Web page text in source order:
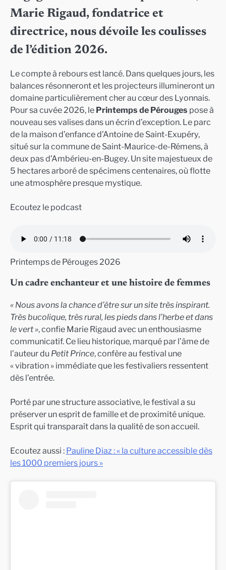
Marie Rigaud, fondatrice et
directrice, nous dévoile les coulisses
de l’édition 2026.
Le compte à rebours est lancé. Dans quelques jours, les
balances résonneront et les projecteurs illumineront un
domaine particulièrement cher au cœur des Lyonnais.
Pour sa cuvée 2026, le Printemps de Pérouges pose à
nouveau ses valises dans un écrin d’exception. Le parc
de la maison d’enfance d’Antoine de Saint-Exupéry,
situé sur la commune de Saint-Maurice-de-Rémens, à
deux pas d’Ambérieu-en-Bugey. Un site majestueux de
5 hectares arboré de spécimens centenaires, où flotte
une atmosphère presque mystique.
Ecoutez le podcast
Printemps de Pérouges 2026
Un cadre enchanteur et une histoire de femmes
« Nous avons la chance d’être sur un site très inspirant.
Très bucolique, très rural, les pieds dans l’herbe et dans
le vert », confie Marie Rigaud avec un enthousiasme
communicatif. Ce lieu historique, marqué par l’âme de
l’auteur du Petit Prince, confère au festival une
« vibration » immédiate que les festivaliers ressentent
dès l’entrée.
Porté par une structure associative, le festival a su
préserver un esprit de famille et de proximité unique.
Esprit qui transparaît dans la qualité de son accueil.
Ecoutez aussi : Pauline Diaz : « la culture accessible dès
les 1000 premiers jours »